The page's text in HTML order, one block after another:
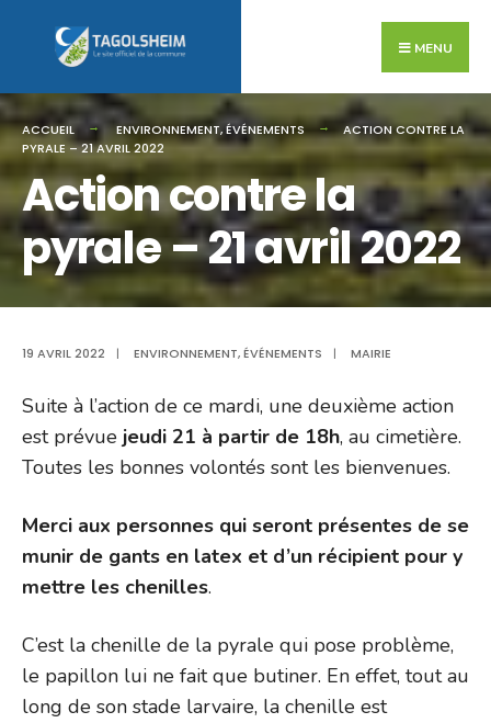
MENU
ACCUEIL ENVIRONNEMENT,ÉVÉNEMENTS
ACTION CONTRE LA
PYRALE – 21 AVRIL 2022
Action contre la
pyrale – 21 avril 2022
19 AVRIL 2022 | ENVIRONNEMENT,ÉVÉNEMENTS | MAIRIE
Suite à l’action de ce mardi, une deuxième action
est prévue jeudi 21 à partir de 18h, au cimetière.
Toutes les bonnes volontés sont les bienvenues.
Merci aux personnes qui seront présentes de se
munir de gants en latex et d’un récipient pour y
mettre les chenilles.
C’est la chenille de la pyrale qui pose problème,
le papillon lui ne fait que butiner. En effet, tout au
long de son stade larvaire, la chenille est
for: